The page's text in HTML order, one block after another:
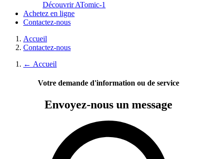
Découvrir ATomic-1
Achetez en ligne
Contactez-nous
Accueil
Contactez-nous
← Accueil
Votre demande d'information ou de service
Envoyez-nous un message